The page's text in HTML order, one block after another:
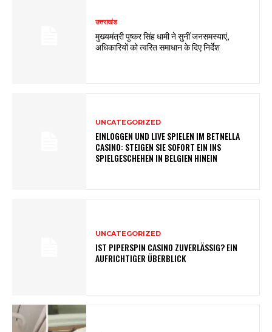
उत्तराखंड
मुख्यमंत्री पुष्कर सिंह धामी ने सुनीं जनसमस्याएं,
अधिकारियों को त्वरित समाधान के दिए निर्देश
UNCATEGORIZED
EINLOGGEN UND LIVE SPIELEN IM BETNELLA
CASINO: STEIGEN SIE SOFORT EIN INS
SPIELGESCHEHEN IN BELGIEN HINEIN
UNCATEGORIZED
IST PIPERSPIN CASINO ZUVERLÄSSIG? EIN
AUFRICHTIGER ÜBERBLICK